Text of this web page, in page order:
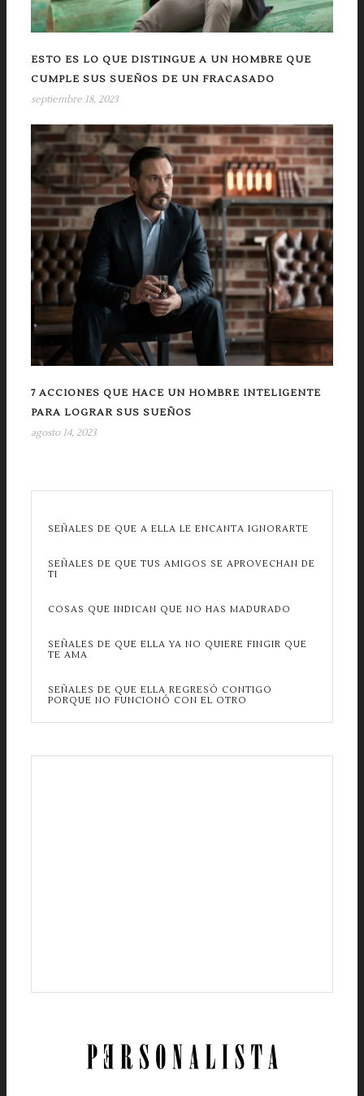
ESTO ES LO QUE DISTINGUE A UN HOMBRE QUE
CUMPLE SUS SUEÑOS DE UN FRACASADO
septiembre 18, 2023
7 ACCIONES QUE HACE UN HOMBRE INTELIGENTE
PARA LOGRAR SUS SUEÑOS
agosto 14, 2023
SEÑALES DE QUE A ELLA LE ENCANTA IGNORARTE
SEÑALES DE QUE TUS AMIGOS SE APROVECHAN DE
TI
COSAS QUE INDICAN QUE NO HAS MADURADO
SEÑALES DE QUE ELLA YA NO QUIERE FINGIR QUE
TE AMA
SEÑALES DE QUE ELLA REGRESÓ CONTIGO
PORQUE NO FUNCIONÓ CON EL OTRO